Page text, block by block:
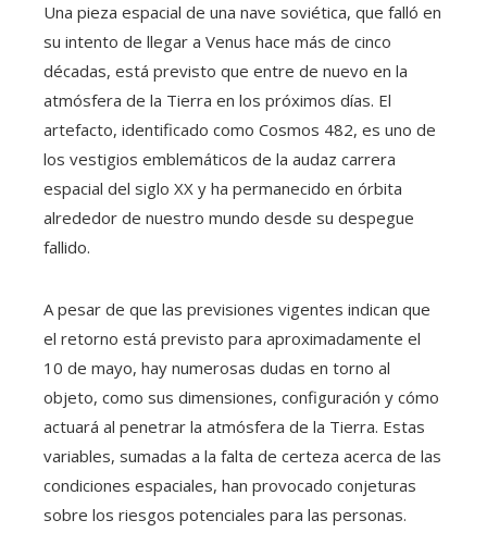
Una pieza espacial de una nave soviética, que falló en
su intento de llegar a Venus hace más de cinco
décadas, está previsto que entre de nuevo en la
atmósfera de la Tierra en los próximos días. El
artefacto, identificado como Cosmos 482, es uno de
los vestigios emblemáticos de la audaz carrera
espacial del siglo XX y ha permanecido en órbita
alrededor de nuestro mundo desde su despegue
fallido.
A pesar de que las previsiones vigentes indican que
el retorno está previsto para aproximadamente el
10 de mayo, hay numerosas dudas en torno al
objeto, como sus dimensiones, configuración y cómo
actuará al penetrar la atmósfera de la Tierra. Estas
variables, sumadas a la falta de certeza acerca de las
condiciones espaciales, han provocado conjeturas
sobre los riesgos potenciales para las personas.